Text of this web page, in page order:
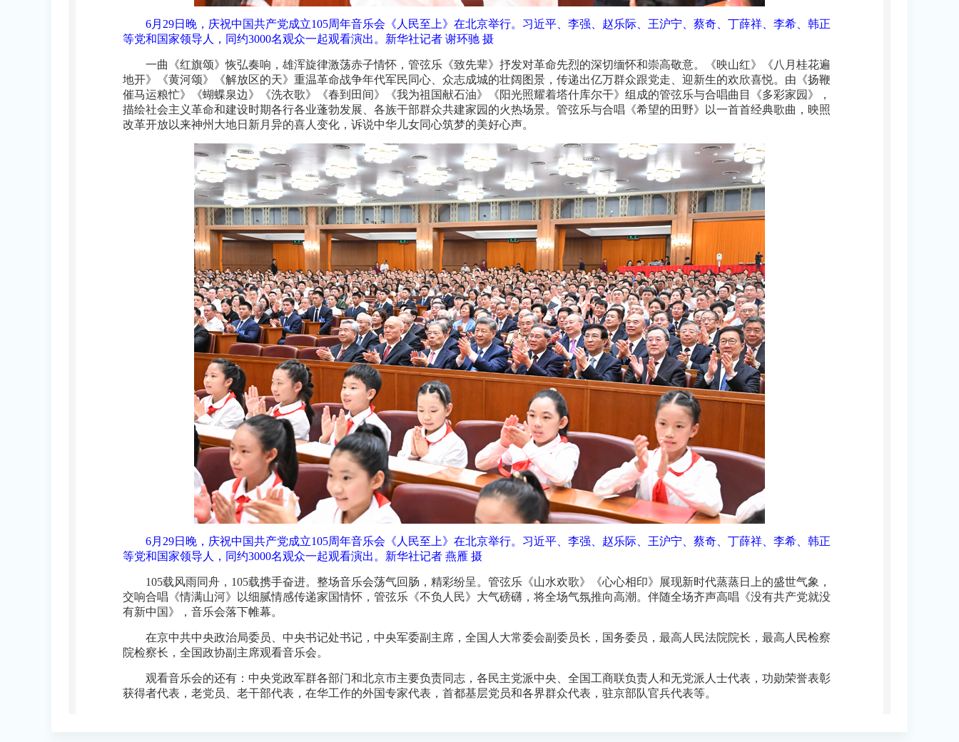
6月29日晚，庆祝中国共产党成立105周年音乐会《人民至上》在北京举行。习近平、李强、赵乐际、王沪宁、蔡奇、丁薛祥、李希、韩正
等党和国家领导人，同约3000名观众一起观看演出。新华社记者 谢环驰 摄
一曲《红旗颂》恢弘奏响，雄浑旋律激荡赤子情怀，管弦乐《致先辈》抒发对革命先烈的深切缅怀和崇高敬意。《映山红》《八月桂花遍
地开》《黄河颂》《解放区的天》重温革命战争年代军民同心、众志成城的壮阔图景，传递出亿万群众跟党走、迎新生的欢欣喜悦。由《扬鞭
催马运粮忙》《蝴蝶泉边》《洗衣歌》《春到田间》《我为祖国献石油》《阳光照耀着塔什库尔干》组成的管弦乐与合唱曲目《多彩家园》，
描绘社会主义革命和建设时期各行各业蓬勃发展、各族干部群众共建家园的火热场景。管弦乐与合唱《希望的田野》以一首首经典歌曲，映照
改革开放以来神州大地日新月异的喜人变化，诉说中华儿女同心筑梦的美好心声。
6月29日晚，庆祝中国共产党成立105周年音乐会《人民至上》在北京举行。习近平、李强、赵乐际、王沪宁、蔡奇、丁薛祥、李希、韩正
等党和国家领导人，同约3000名观众一起观看演出。新华社记者 燕雁 摄
105载风雨同舟，105载携手奋进。整场音乐会荡气回肠，精彩纷呈。管弦乐《山水欢歌》《心心相印》展现新时代蒸蒸日上的盛世气象，
交响合唱《情满山河》以细腻情感传递家国情怀，管弦乐《不负人民》大气磅礴，将全场气氛推向高潮。伴随全场齐声高唱《没有共产党就没
有新中国》，音乐会落下帷幕。
在京中共中央政治局委员、中央书记处书记，中央军委副主席，全国人大常委会副委员长，国务委员，最高人民法院院长，最高人民检察
院检察长，全国政协副主席观看音乐会。
观看音乐会的还有：中央党政军群各部门和北京市主要负责同志，各民主党派中央、全国工商联负责人和无党派人士代表，功勋荣誉表彰
获得者代表，老党员、老干部代表，在华工作的外国专家代表，首都基层党员和各界群众代表，驻京部队官兵代表等。